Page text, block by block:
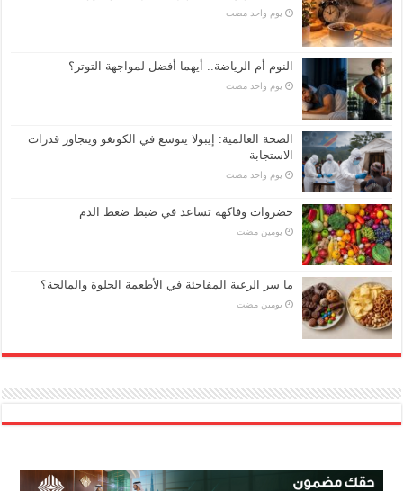
‏يوم واحد مضت
النوم أم الرياضة.. أيهما أفضل لمواجهة التوتر؟
‏يوم واحد مضت
الصحة العالمية: إيبولا يتوسع في الكونغو ويتجاوز قدرات
الاستجابة
‏يوم واحد مضت
خضروات وفاكهة تساعد في ضبط ضغط الدم
‏يومين مضت
ما سر الرغبة المفاجئة في الأطعمة الحلوة والمالحة؟
‏يومين مضت